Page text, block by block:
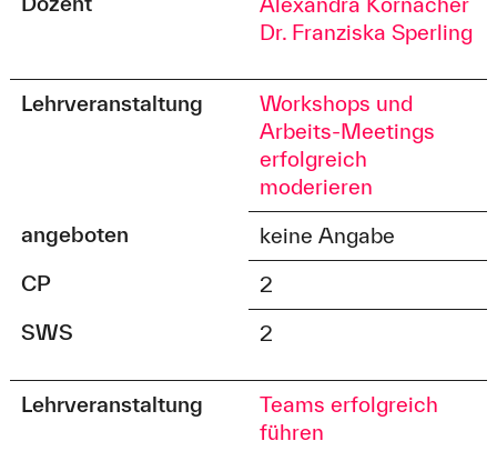
Dr. Franziska Sperling
Lehrveranstaltung
Workshops und
Arbeits-Meetings
erfolgreich
moderieren
angeboten
keine Angabe
CP
2
SWS
2
Lehrveranstaltung
Teams erfolgreich
führen